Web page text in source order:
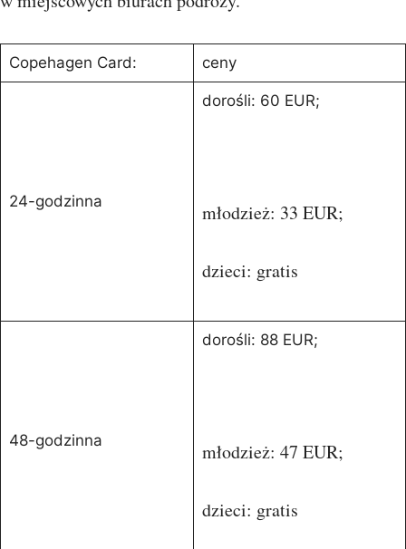
Copehagen Card: ceny
24-godzinna
dorośli: 60 EUR;
młodzież: 33 EUR;
dzieci: gratis
48-godzinna
dorośli: 88 EUR;
młodzież: 47 EUR;
dzieci: gratis